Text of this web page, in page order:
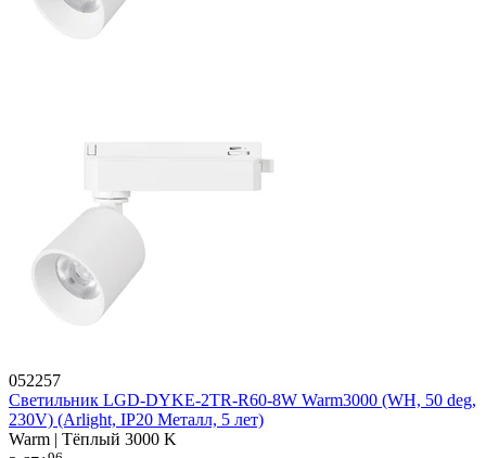
052257
Светильник LGD-DYKE-2TR-R60-8W Warm3000 (WH, 50 deg,
230V) (Arlight, IP20 Металл, 5 лет)
Warm | Тёплый 3000 K